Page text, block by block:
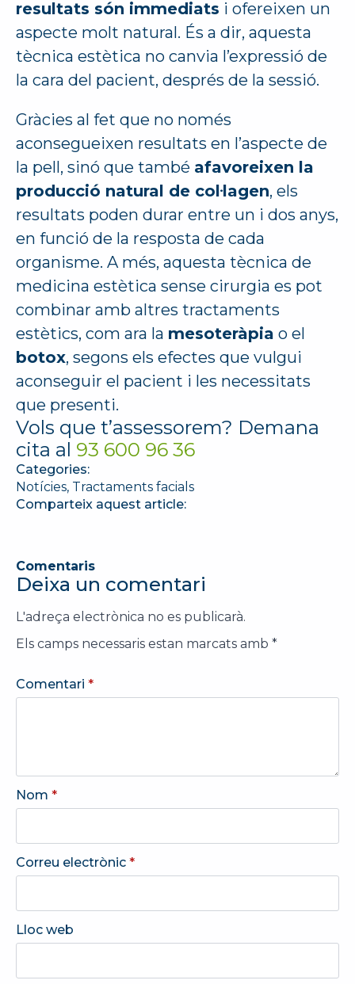
resultats són immediats i ofereixen un
aspecte molt natural. És a dir, aquesta
tècnica estètica no canvia l’expressió de
la cara del pacient, després de la sessió.
Gràcies al fet que no només
aconsegueixen resultats en l’aspecte de
la pell, sinó que també afavoreixen la
producció natural de col·lagen, els
resultats poden durar entre un i dos anys,
en funció de la resposta de cada
organisme. A més, aquesta tècnica de
medicina estètica sense cirurgia es pot
combinar amb altres tractaments
estètics, com ara la mesoteràpia o el
botox, segons els efectes que vulgui
aconseguir el pacient i les necessitats
que presenti.
Vols que t’assessorem? Demana
cita al 93 600 96 36
Categories:
Notícies Tractaments facials
Comparteix aquest article:
Comentaris
Deixa un comentari
L'adreça electrònica no es publicarà.
Els camps necessaris estan marcats amb *
Comentari *
Nom *
Correu electrònic *
Lloc web